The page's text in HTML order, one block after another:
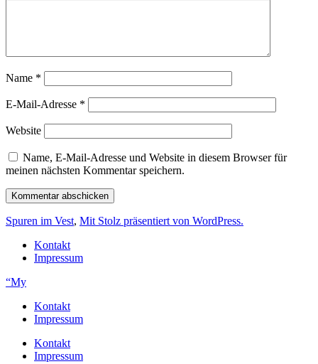
Name *
E-Mail-Adresse *
Website
Name, E-Mail-Adresse und Website in diesem Browser für
meinen nächsten Kommentar speichern.
Spuren im Vest, Mit Stolz präsentiert von WordPress.
Kontakt
Impressum
“My
Kontakt
Impressum
Kontakt
Impressum